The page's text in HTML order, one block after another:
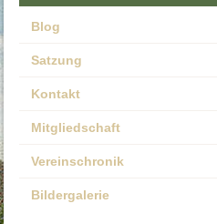
Blog
Satzung
Kontakt
Mitgliedschaft
Vereinschronik
Bildergalerie